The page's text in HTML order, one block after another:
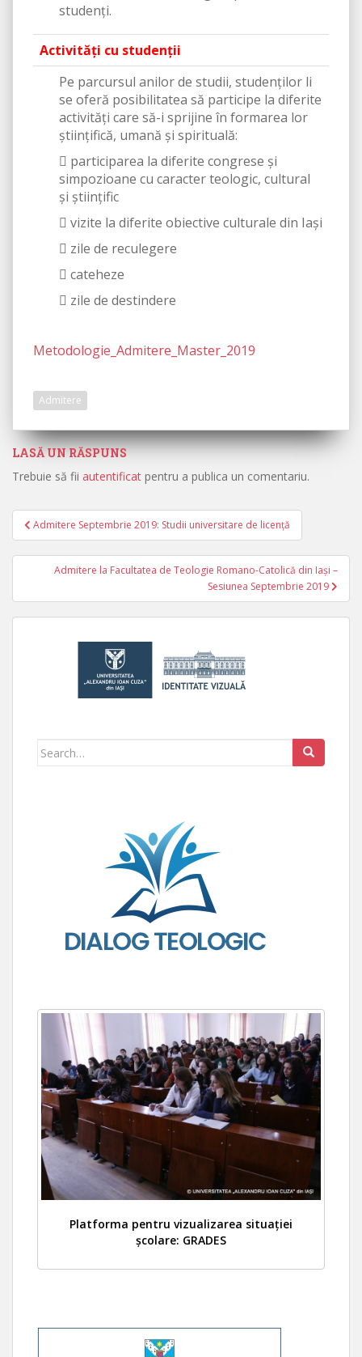
studenți.
Activități cu studenții
Pe parcursul anilor de studii, studenţilor li
se oferă posibilitatea să participe la diferite
activităţi care să-i sprijine în formarea lor
ştiinţifică, umană şi spirituală:
 participarea la diferite congrese şi
simpozioane cu caracter teologic, cultural
şi ştiinţific
 vizite la diferite obiective culturale din Iaşi
 zile de reculegere
 cateheze
 zile de destindere
Metodologie_Admitere_Master_2019
Admitere
LASĂ UN RĂSPUNS
Trebuie să fii autentificat pentru a publica un comentariu.
Navigare în articole
Admitere Septembrie 2019: Studii universitare de licență
Admitere la Facultatea de Teologie Romano-Catolică din Iași –
Sesiunea Septembrie 2019
Search for:
Platforma pentru vizualizarea situației
școlare: GRADES